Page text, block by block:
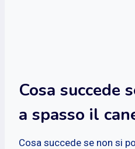
Cosa succede
a spasso il
Cosa succede se non si